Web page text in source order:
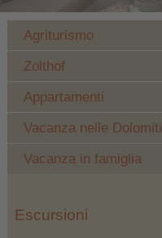
Agriturismo
Zolthof
Appartamenti
Vacanza nelle Dolomiti
Vacanza in famiglia
Escursioni